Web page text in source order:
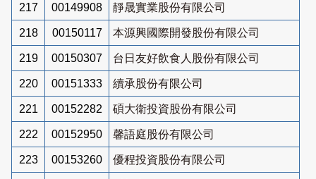
217 00149908 靜晟實業股份有限公司
218 00150117 本源興國際開發股份有限公司
219 00150307 台日友好飲食人股份有限公司
220 00151333 續承股份有限公司
221 00152282 碩大衛投資股份有限公司
222 00152950 馨語庭股份有限公司
223 00153260 優程投資股份有限公司